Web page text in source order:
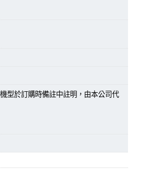
型於訂購時備註中註明，由本公司代